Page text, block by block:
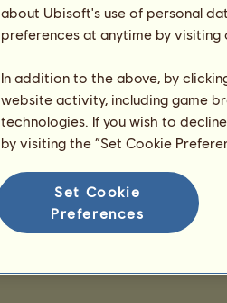
about Ubisoft's use of personal
preferences at anytime by
In addition to the above, by
website activity, including game
technologies. If you wish to
by visiting the “Set Cookie
Set Cookie
Preferences